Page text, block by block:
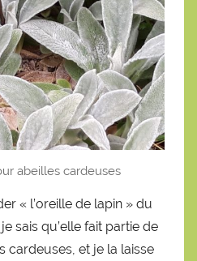
abeilles cardeuses
« l’oreille de lapin » du
sais qu’elle fait partie de
cardeuses, et je la laisse